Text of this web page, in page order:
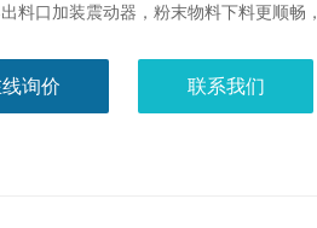
料口加装震动器，粉末物料下料更顺畅，
询价 联系我们